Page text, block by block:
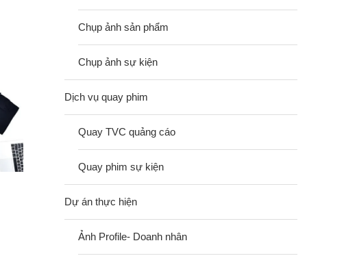
Chụp ảnh sản phẩm
Chụp ảnh sự kiện
Dịch vụ quay phim
Quay TVC quảng cáo
Quay phim sự kiện
Dự án thực hiện
Ảnh Profile- Doanh nhân